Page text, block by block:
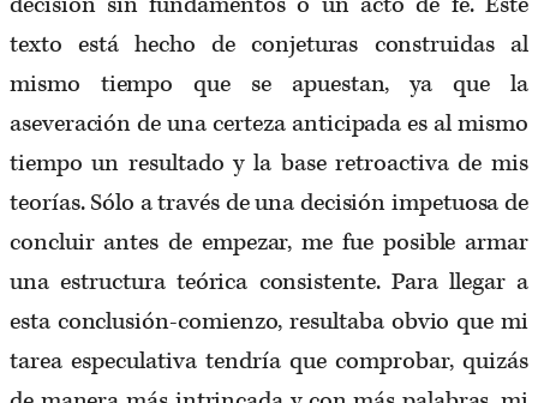
texto está hecho de conjeturas construidas al
mismo tiempo que se apuestan, ya que la
aseveración de una certeza anticipada es al mismo
tiempo un resultado y la base retroactiva de mis
teorías. Sólo a través de una decisión impetuosa de
concluir antes de empezar, me fue posible armar
una estructura teórica consistente. Para llegar a
esta conclusión-comienzo, resultaba obvio que mi
tarea especulativa tendría que comprobar, quizás